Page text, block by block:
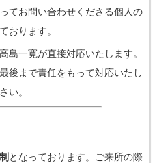
てお問い合わせくださる個人の
おります。
島一寛が直接対応いたします。
後まで責任をもって対応いたし
い。
となっております。ご来所の際